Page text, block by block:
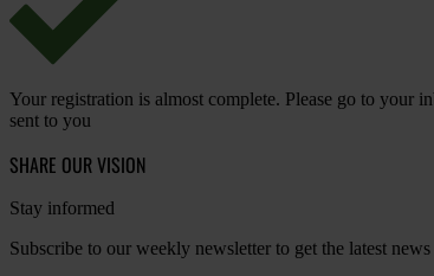
Your registration is almost complete. Please go to your
sent to you
SHARE OUR VISION
Stay informed
Subscribe to our weekly newsletter to get the latest